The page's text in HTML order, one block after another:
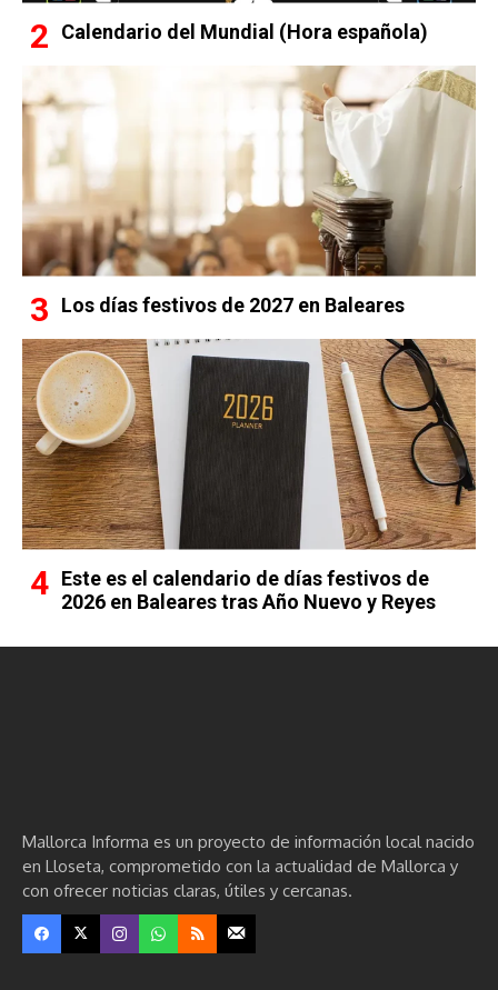
Calendario del Mundial (Hora española)
Los días festivos de 2027 en Baleares
Este es el calendario de días festivos de
2026 en Baleares tras Año Nuevo y Reyes
Mallorca Informa es un proyecto de información local nacido
en Lloseta, comprometido con la actualidad de Mallorca y
con ofrecer noticias claras, útiles y cercanas.